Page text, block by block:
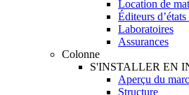
Location de
Éditeurs
Laboratoires
Assurances
Colonne
S'INSTALLER EN
Aperçu du
Structure